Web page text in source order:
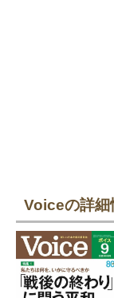
Voiceの詳細